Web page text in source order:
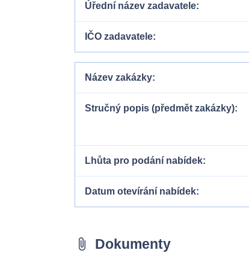
Úřední název zadavatele
IČO zadavatele
Název zakázky
Stručný popis (předmět zakázky)
Lhůta pro podání nabídek
Datum otevírání nabídek
attach_file Dokumenty